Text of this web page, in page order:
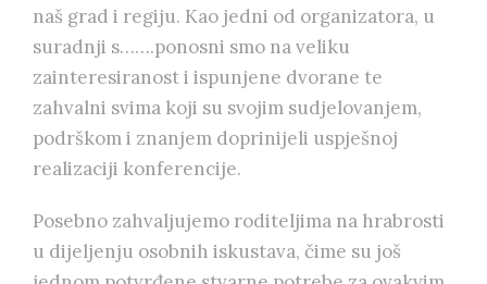
naš grad i regiju. Kao jedni od organizatora, u
suradnji s…….ponosni smo na veliku
zainteresiranost i ispunjene dvorane te
zahvalni svima koji su svojim sudjelovanjem,
podrškom i znanjem doprinijeli uspješnoj
realizaciji konferencije.
Posebno zahvaljujemo roditeljima na hrabrosti
u dijeljenju osobnih iskustava, čime su još